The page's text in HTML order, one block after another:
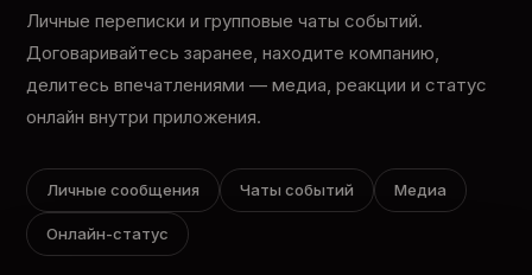
Личные переписки и групповые чаты событий.
Договаривайтесь заранее, находите компанию,
делитесь впечатлениями — медиа, реакции и статус
онлайн внутри приложения.
Личные сообщения Чаты событий Медиа
Онлайн-статус